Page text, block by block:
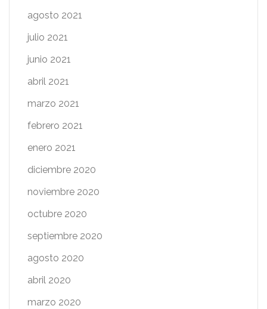
agosto 2021
julio 2021
junio 2021
abril 2021
marzo 2021
febrero 2021
enero 2021
diciembre 2020
noviembre 2020
octubre 2020
septiembre 2020
agosto 2020
abril 2020
marzo 2020